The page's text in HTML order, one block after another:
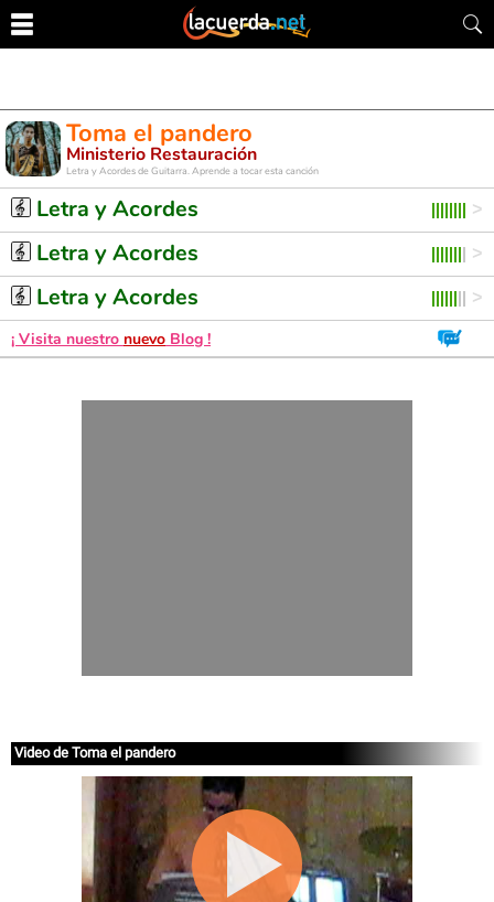
Toma el pandero
Ministerio Restauración
Letra y Acordes de Guitarra. Aprende a tocar esta canción
Letra y Acordes
Letra y Acordes
Letra y Acordes
¡ Visita nuestro nuevo Blog !
Video de Toma el pandero